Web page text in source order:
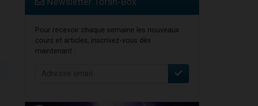
Pour recevoir chaque semaine les nouveaux
cours et articles, inscrivez-vous dès
maintenant :